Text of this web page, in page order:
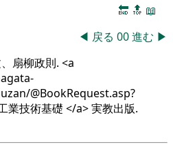
🔚 🔝 📖
◀ 戻る 00進む ▶
扇柳政則. <a
@BookRequest.asp?
技術基礎 </a> 実教出版.